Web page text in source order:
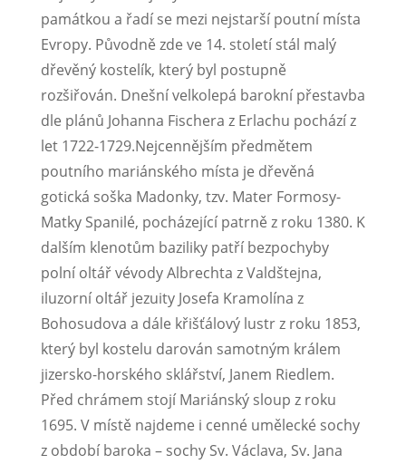
památkou a řadí se mezi nejstarší poutní místa
Evropy. Původně zde ve 14. století stál malý
dřevěný kostelík, který byl postupně
rozšiřován. Dnešní velkolepá barokní přestavba
dle plánů Johanna Fischera z Erlachu pochází z
let 1722-1729.Nejcennějším předmětem
poutního mariánského místa je dřevěná
gotická soška Madonky, tzv. Mater Formosy-
Matky Spanilé, pocházející patrně z roku 1380. K
dalším klenotům baziliky patří bezpochyby
polní oltář vévody Albrechta z Valdštejna,
iluzorní oltář jezuity Josefa Kramolína z
Bohosudova a dále křišťálový lustr z roku 1853,
který byl kostelu darován samotným králem
jizersko-horského sklářství, Janem Riedlem.
Před chrámem stojí Mariánský sloup z roku
1695. V místě najdeme i cenné umělecké sochy
z období baroka – sochy Sv. Václava, Sv. Jana